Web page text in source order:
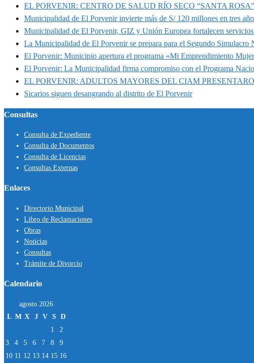
EL PORVENIR: CENTRO DE SALUD RÍO SECO “SANTA
Municipalidad de El Porvenir invierte más de S/ 120 millones en tres
Municipalidad de El Porvenir, GIZ y Unión Europea fortalecen
La Municipalidad de El Porvenir se prepara para el Segundo
El Porvenir: Municipio apertura el programa «Mi Emprendimiento
El Porvenir: La Municipalidad firma compromiso con el Programa
EL PORVENIR: ADULTOS MAYORES DEL CIAM
Sicarios siguen desangrando al distrito de El Porvenir
Consultas
Consulta de Expediente
Consulta de Documentos
Consulta de Licencias
Consultas Externas
Enlaces
Directorio Municipal
Libro de Reclamaciones
Obras
Noticias
Consultas
Trámite de Divorcio
Calendario
agosto 2026
L M X J V S D
1
2
3
4 5 6 7 8
9
10 11 12 13 14 15 16